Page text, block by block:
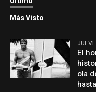
Más Visto
El
ola